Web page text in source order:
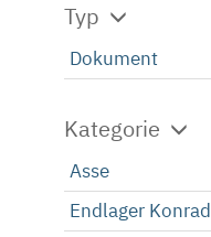
Typ
Dokument
Kategorie
Asse
Endlager Konrad